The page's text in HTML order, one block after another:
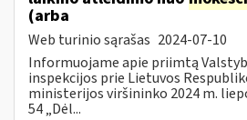
(arba
Web turinio sąrašas 2024-07-10
Informuojame apie priimtą
inspekcijos prie Lietuvos
ministerijos viršininko 2024 m.
54 „Dėl...